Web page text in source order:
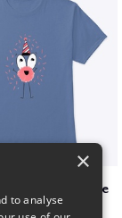
Is Both celebrate
$22
×
to analyse